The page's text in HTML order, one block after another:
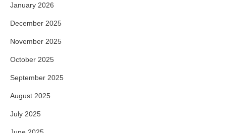
January 2026
December 2025
November 2025
October 2025
September 2025
August 2025
July 2025